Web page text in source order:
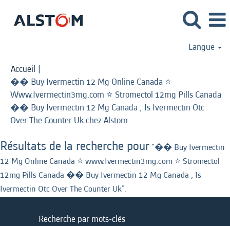
Langue
Accueil |
�� Buy Ivermectin 12 Mg Online Canada ⭐️
Www.Ivermectin3mg.com ⭐️ Stromectol 12mg Pills Canada
�� Buy Ivermectin 12 Mg Canada , Is Ivermectin Otc
Over The Counter Uk chez Alstom
Résultats de la recherche pour "�� Buy Ivermectin
12 Mg Online Canada ⭐️ www.Ivermectin3mg.com ⭐️ Stromectol
12mg Pills Canada �� Buy Ivermectin 12 Mg Canada , Is
Ivermectin Otc Over The Counter Uk".
Recherche par mots-clés